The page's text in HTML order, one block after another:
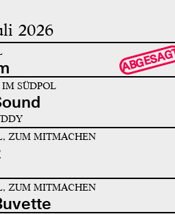
2026
SÜDPOL
ZUM MITMACHEN
ZUM MITMACHEN